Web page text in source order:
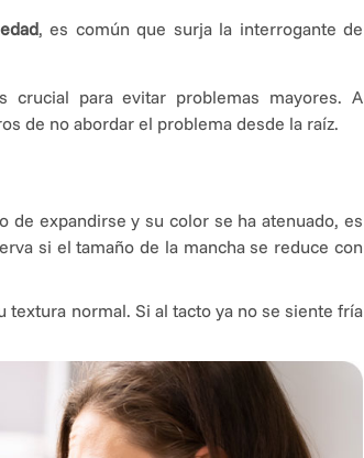
, es común que surja la interrogante de
para evitar problemas mayores. A
de no abordar el problema desde la raíz.
de expandirse y su color se ha atenuado, es
si el tamaño de la mancha se reduce con
textura normal. Si al tacto ya no se siente fría